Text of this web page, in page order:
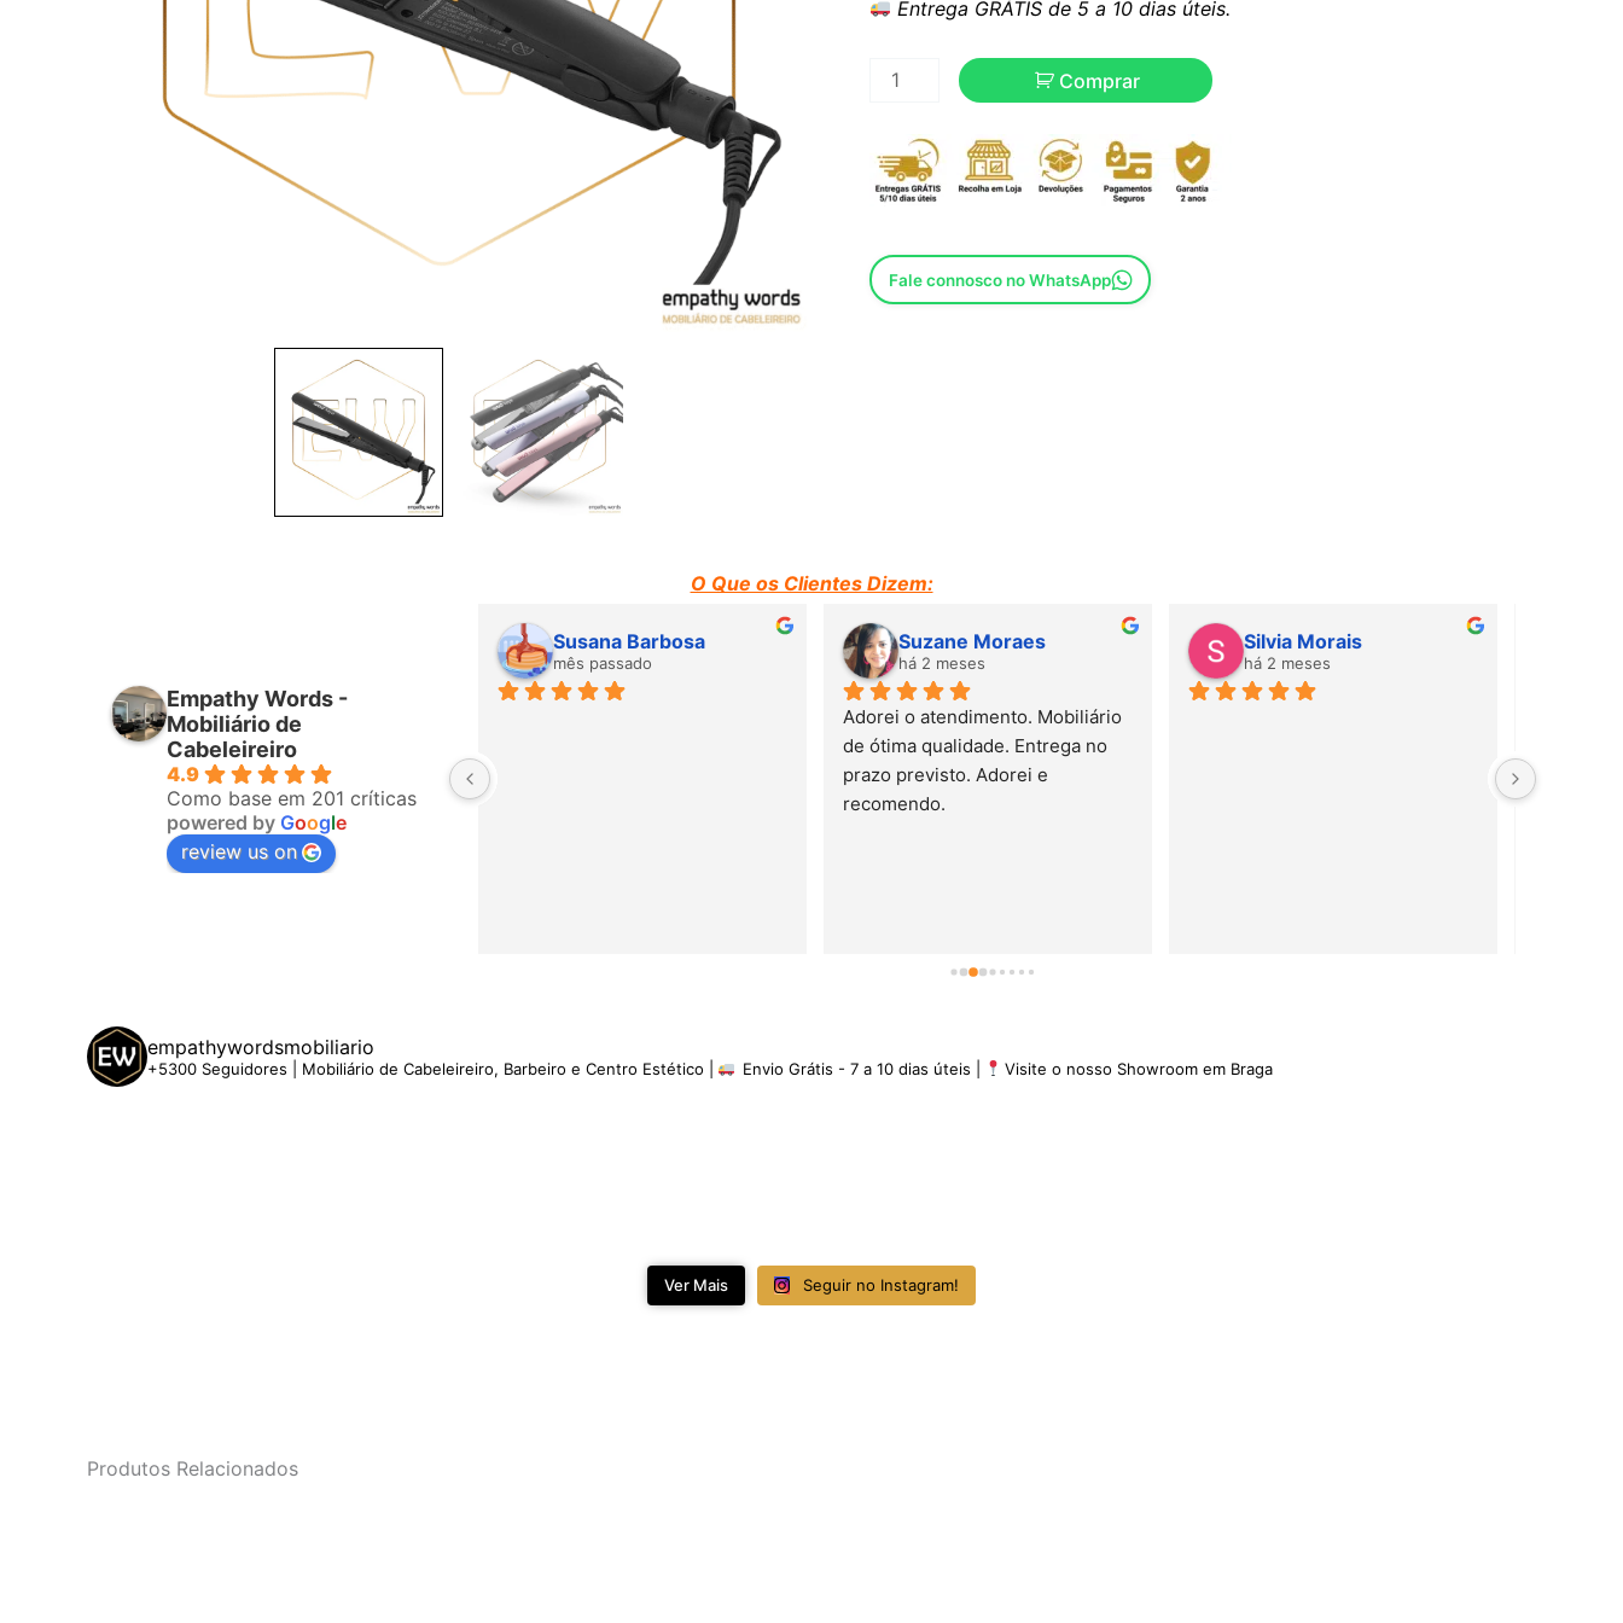
Entrega GRÁTIS de 5 a 10 dias úteis.
Comprar
Fale connosco no WhatsApp
O Que os Clientes Dizem:
Empathy Words -
Mobiliário de
Cabeleireiro
4.9
Como base em 201 críticas
powered by Google
review us on
Sempre muito bem atendido por
todos da equipa! Já é a terceira
vez que compro com eles.
Recomendo!
Susana Barbosa
mês passado
Suzane Moraes
há 2 meses
Adorei o atendimento. Mobiliário
de ótima qualidade. Entrega no
prazo previsto. Adorei e
recomendo.
Silvia Morais
há 2 meses
rápido!
empathywordsmobiliario
+5300 Seguidores | Mobiliário de Cabeleireiro, Barbeiro e Centro Estético | Envio Grátis - 7 a 10 dias úteis | Visite o nosso Showroom em Braga
Ver Mais Seguir no Instagram!
Produtos Relacionados